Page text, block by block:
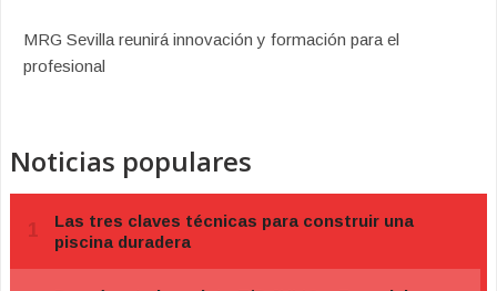
MRG Sevilla reunirá innovación y formación para el
profesional
Noticias populares